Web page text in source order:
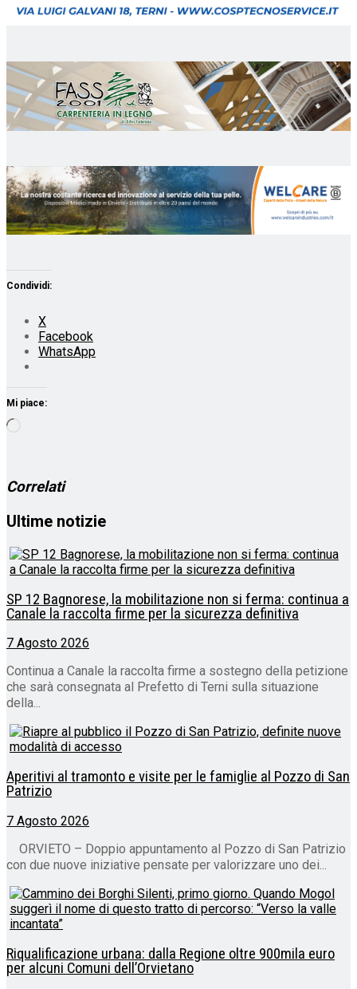
Condividi:
X
Facebook
WhatsApp
Mi piace:
Correlati
Ultime notizie
SP 12 Bagnorese, la mobilitazione non si ferma: continua a
Canale la raccolta firme per la sicurezza definitiva
7 Agosto 2026
Continua a Canale la raccolta firme a sostegno della petizione
che sarà consegnata al Prefetto di Terni sulla situazione
della...
Aperitivi al tramonto e visite per le famiglie al Pozzo di San
Patrizio
7 Agosto 2026
ORVIETO – Doppio appuntamento al Pozzo di San Patrizio
con due nuove iniziative pensate per valorizzare uno dei...
Riqualificazione urbana: dalla Regione oltre 900mila euro
per alcuni Comuni dell’Orvietano